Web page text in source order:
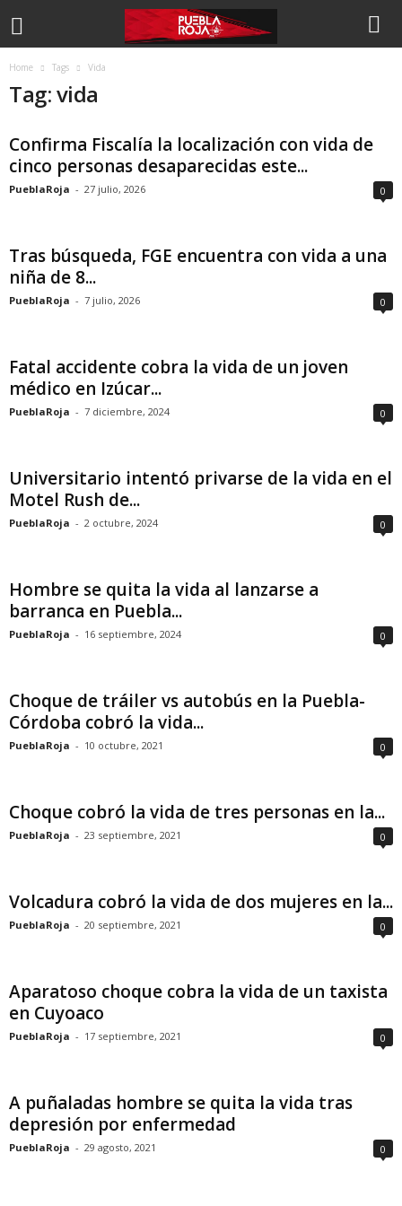
Home Tags Vida
Tag: vida
Confirma Fiscalía la localización con vida de
cinco personas desaparecidas este...
PueblaRoja - 27 julio, 2026 0
Tras búsqueda, FGE encuentra con vida a una
niña de 8...
PueblaRoja - 7 julio, 2026 0
Fatal accidente cobra la vida de un joven
médico en Izúcar...
PueblaRoja - 7 diciembre, 2024 0
Universitario intentó privarse de la vida en el
Motel Rush de...
PueblaRoja - 2 octubre, 2024 0
Hombre se quita la vida al lanzarse a
barranca en Puebla...
PueblaRoja - 16 septiembre, 2024 0
Choque de tráiler vs autobús en la Puebla-
Córdoba cobró la vida...
PueblaRoja - 10 octubre, 2021 0
Choque cobró la vida de tres personas en la...
PueblaRoja - 23 septiembre, 2021 0
Volcadura cobró la vida de dos mujeres en la...
PueblaRoja - 20 septiembre, 2021 0
Aparatoso choque cobra la vida de un taxista
en Cuyoaco
PueblaRoja - 17 septiembre, 2021 0
A puñaladas hombre se quita la vida tras
depresión por enfermedad
PueblaRoja - 29 agosto, 2021 0